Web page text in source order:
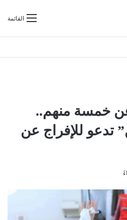
القائمةبحث عن
خمسة منهم..
تدعو للإفراج عن